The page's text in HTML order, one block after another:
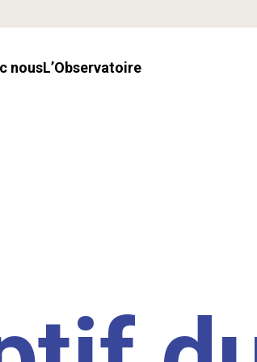
nous l’Observatoire